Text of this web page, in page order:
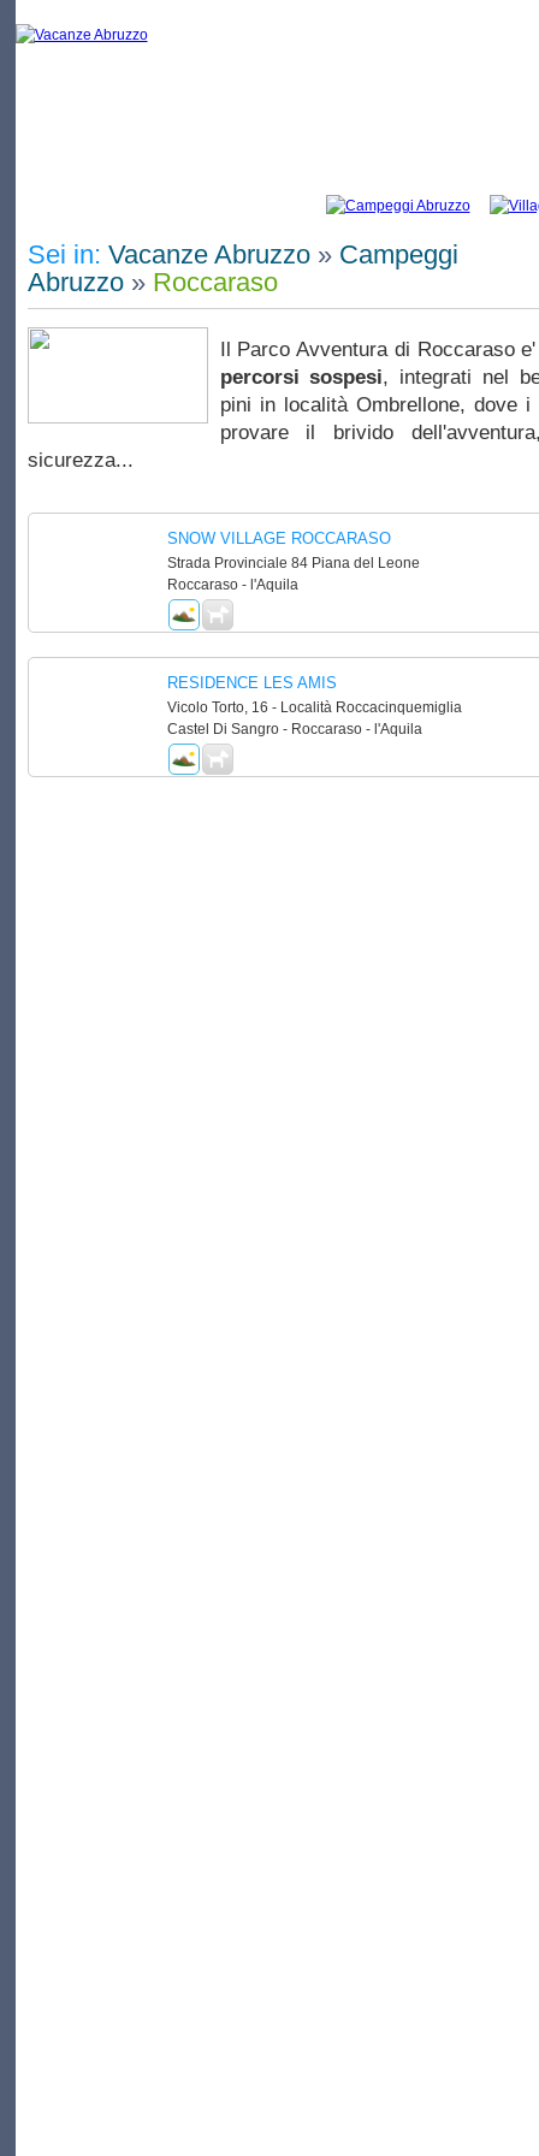
Sei in: Vacanze Abruzzo» Campeggi
Abruzzo» Roccaraso
Il Parco Avventura di Roccaraso
percorsi sospesi, integrati nel
pini in località Ombrellone, dove
provare il brivido
sicurezza...
SNOW VILLAGE ROCCARASO
Strada Provinciale 84 Piana del Leone
Roccaraso - l'Aquila
RESIDENCE LES AMIS
Vicolo Torto, 16 - Località Roccacinquemiglia
Castel Di Sangro - Roccaraso - l'Aquila